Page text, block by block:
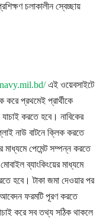
চলাকালীন স্বেচ্ছায়
এই ওয়েবসাইটে
প্রথমেই প্রার্থীকে
করতে হবে। নাবিকের
নাউ বাটনে ক্লিক করতে
মাধ্যমে পেমেন্ট সম্পন্ন করতে
ব্যাংকিংয়ের মাধ্যমে
হবে। টাকা জমা দেওয়ার পর
ফরমটি পূরণ করতে
করে সব তথ্য সঠিক থাকলে